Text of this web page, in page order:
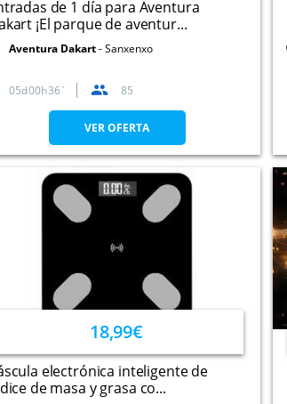
de 1 día para Aventura
¡El parque de aventur...
Aventura Dakart Sanxenxo
05 00 36 85
VER OFERTA
18,99€
electrónica inteligente de
de masa y grasa co...